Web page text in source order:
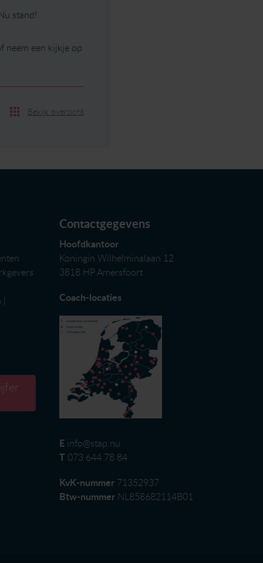
stand!
neem een kijkje op
Bekijk overzicht
Contactgegevens
Hoofdkantoor
Koningin Wilhelminalaan 12
3818 HP Amersfoort
Coach-locaties
E info@stap.nu
T 073 644 78 84
KvK-nummer 71352937
Btw-nummer NL858682114B01